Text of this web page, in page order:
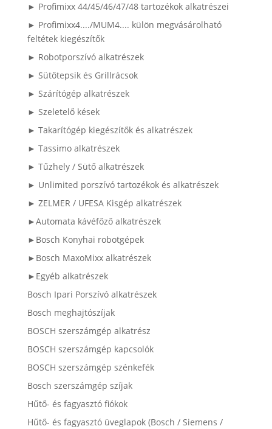
► Profimixx 44/45/46/47/48 tartozékok alkatrészei
► Profimixx4..../MUM4.... külön megvásárolható
feltétek kiegészítők
► Robotporszívó alkatrészek
► Sütőtepsik és Grillrácsok
► Szárítógép alkatrészek
► Szeletelő kések
► Takarítógép kiegészítők és alkatrészek
► Tassimo alkatrészek
► Tűzhely / Sütő alkatrészek
► Unlimited porszívó tartozékok és alkatrészek
► ZELMER / UFESA Kisgép alkatrészek
►Automata kávéfőző alkatrészek
►Bosch Konyhai robotgépek
►Bosch MaxoMixx alkatrészek
►Egyéb alkatrészek
Bosch Ipari Porszívó alkatrészek
Bosch meghajtószíjak
BOSCH szerszámgép alkatrész
BOSCH szerszámgép kapcsolók
BOSCH szerszámgép szénkefék
Bosch szerszámgép szíjak
Hűtő- és fagyasztó fiókok
Hűtő- és fagyasztó üveglapok (Bosch / Siemens /